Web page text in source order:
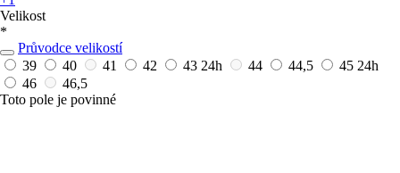
Velikost
*
Průvodce velikostí
39
40 41 42 43 24h 44 44,5 45 24h
46
46,5
Toto pole je povinné